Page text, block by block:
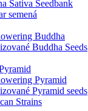
Sativa Seedbank
semená
Buddha
Buddha Seeds
Pyramid
Pyramid seeds
Strains